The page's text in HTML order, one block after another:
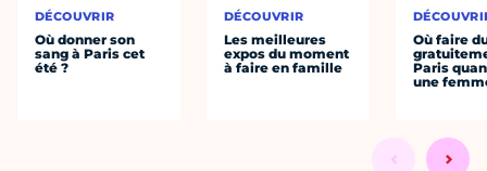
DÉCOUVRIR
Où donner son
sang à Paris cet
été ?
DÉCOUVRIR
Les meilleures
expos du moment
à faire en famille
Où faire
Paris
une